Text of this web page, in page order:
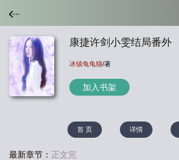
康捷许剑小雯结局番外
冰镇龟龟猫/著
加入书架
首 页 详情
最新章节： 正文完